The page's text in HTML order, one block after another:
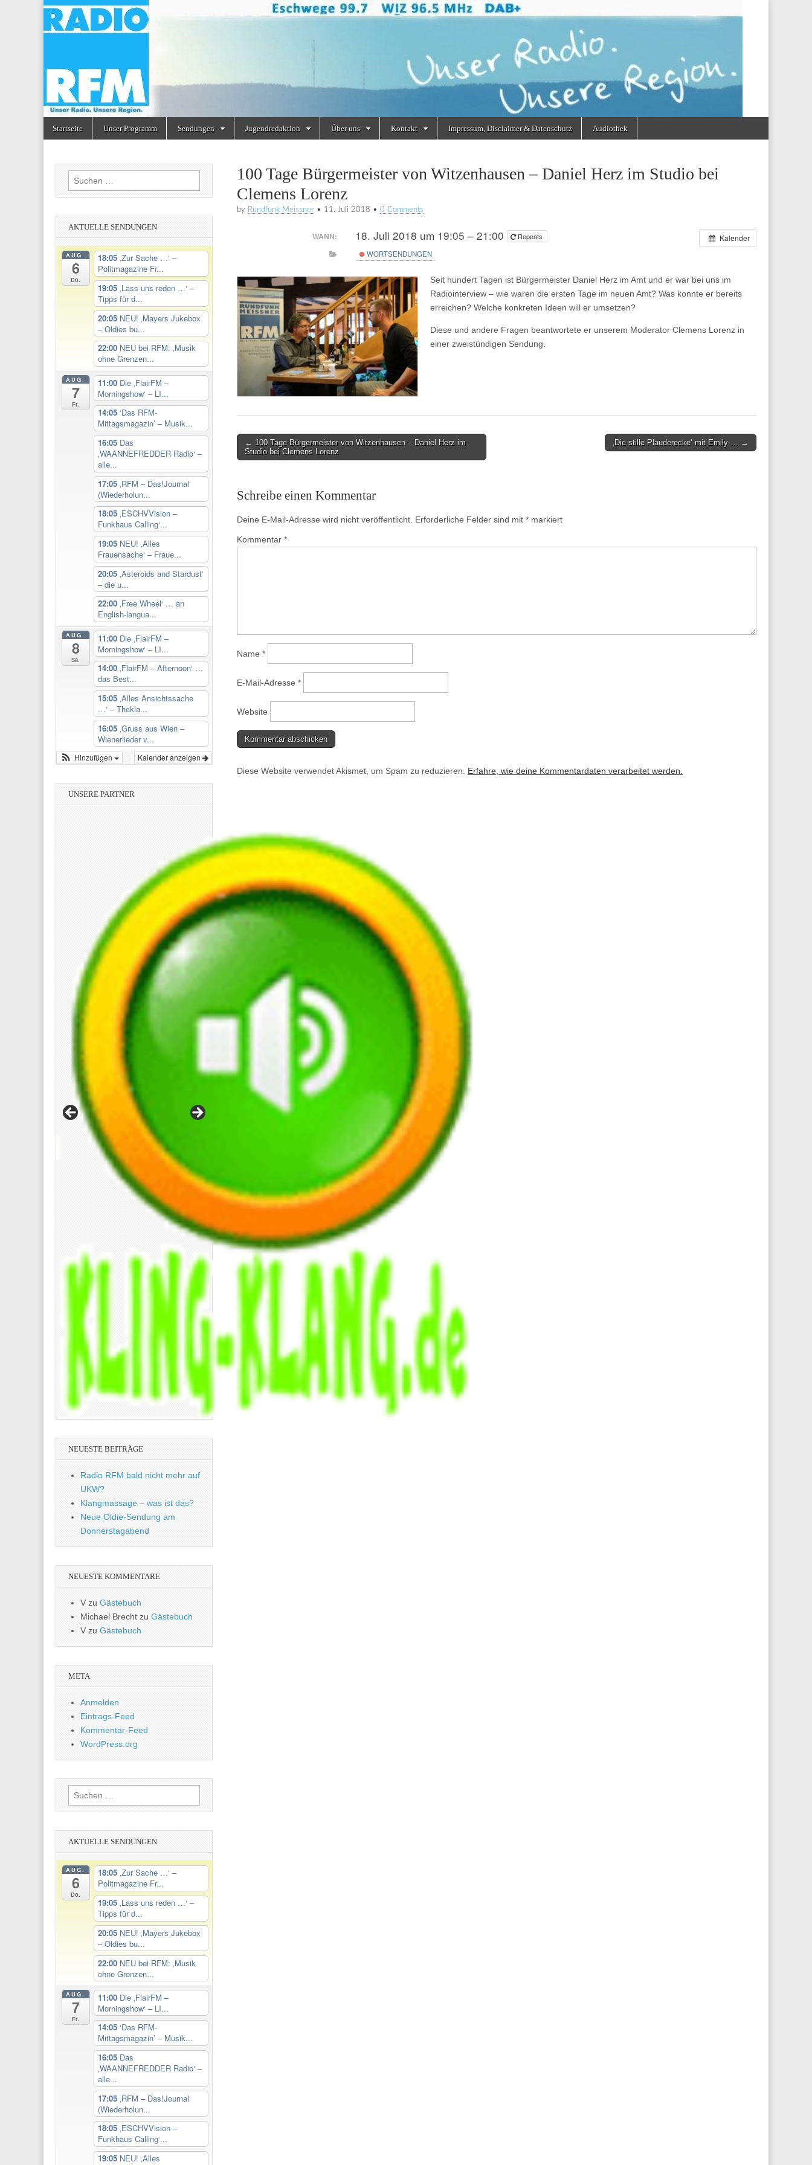
Radio
RFM
Main
menu
Startseite Unser Programm Sendungen Jugendredaktion Über uns Kontakt Impressum, Disclaimer & Datenschutz Audiothek
100 Tage Bürgermeister von Witzenhausen – Daniel Herz im Studio bei
Clemens Lorenz
by Rundfunk Meissner • 11. Juli 2018 • 0 Comments
Kalender
WANN: 18. Juli 2018 um 19:05 – 21:00
Repeats
WORTSENDUNGEN
Seit hundert Tagen ist Bürgermeister Daniel Herz im Amt und er war bei uns im
Radiointerview – wie waren die ersten Tage im neuen Amt? Was konnte er bereits
erreichen? Welche konkreten Ideen will er umsetzen?
Diese und andere Fragen beantwortete er unserem Moderator Clemens Lorenz in
einer zweistündigen Sendung.
Post
navigation
← 100 Tage Bürgermeister von Witzenhausen – Daniel Herz im
Studio bei Clemens Lorenz
‚Die stille Plauderecke‘ mit Emily … →
Schreibe einen Kommentar
Deine E-Mail-Adresse wird nicht veröffentlicht. Erforderliche Felder sind mit * markiert
Kommentar *
Name *
E-Mail-Adresse *
Website
Diese Website verwendet Akismet, um Spam zu reduzieren. Erfahre, wie deine Kommentardaten verarbeitet werden.
Suchen
nach:
AKTUELLE SENDUNGEN
AUG.
6
Do.
18:05 ‚Zur Sache …‘ –
Politmagazine Fr...
19:05 ‚Lass uns reden …‘ –
Tipps für d...
20:05 NEU! ‚Mayers Jukebox
– Oldies bu...
22:00 NEU bei RFM: ‚Musik
ohne Grenzen...
AUG.
7
Fr.
11:00 Die ‚FlairFM –
Morningshow‘ – LI...
14:05 ‘Das RFM-
Mittagsmagazin’ – Musik...
16:05 Das
‚WAANNEFREDDER Radio‘ –
alle...
17:05 ‚RFM – Das!Journal‘
(Wiederholun...
18:05 ‚ESCHVVision –
Funkhaus Calling‘...
19:05 NEU! ‚Alles
Frauensache‘ – Fraue...
20:05 ‚Asteroids and Stardust‘
– die u...
22:00 ‚Free Wheel‘ … an
English-langua...
AUG.
8
Sa.
11:00 Die ‚FlairFM –
Morningshow‘ – LI...
14:00 ‚FlairFM – Afternoon‘ …
das Best...
15:05 ‚Alles Ansichtssache
…‘ – Thekla...
16:05 ‚Gruss aus Wien –
Wienerlieder v...
Kalender anzeigen
Hinzufügen
UNSERE PARTNER
NEUESTE BEITRÄGE
Radio RFM bald nicht mehr auf
UKW?
Klangmassage – was ist das?
Neue Oldie-Sendung am
Donnerstagabend
NEUESTE KOMMENTARE
V zu Gästebuch
Michael Brecht zu Gästebuch
Vzu Gästebuch
META
Anmelden
Eintrags-Feed
Kommentar-Feed
WordPress.org
Suchen
nach:
AKTUELLE SENDUNGEN
AUG.
6
Do.
18:05 ‚Zur Sache …‘ –
Politmagazine Fr...
19:05 ‚Lass uns reden …‘ –
Tipps für d...
20:05 NEU! ‚Mayers Jukebox
– Oldies bu...
22:00 NEU bei RFM: ‚Musik
ohne Grenzen...
AUG.
7
Fr.
11:00 Die ‚FlairFM –
Morningshow‘ – LI...
14:05 ‘Das RFM-
Mittagsmagazin’ – Musik...
16:05 Das
‚WAANNEFREDDER Radio‘ –
alle...
17:05 ‚RFM – Das!Journal‘
(Wiederholun...
18:05 ‚ESCHVVision –
Funkhaus Calling‘...
19:05 NEU! ‚Alles